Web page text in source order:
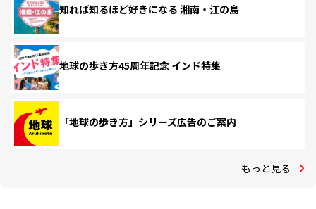
知れば知るほど好きになる 湘南・江の島
地球の歩き方45周年記念 インド特集
「地球の歩き方」シリーズ広告のご案内
もっと見る